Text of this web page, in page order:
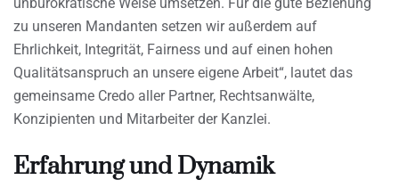
zu unseren Mandanten setzen wir außerdem auf
Ehrlichkeit, Integrität, Fairness und auf einen hohen
Qualitätsanspruch an unsere eigene Arbeit“, lautet das
gemeinsame Credo aller Partner, Rechtsanwälte,
Konzipienten und Mitarbeiter der Kanzlei.
Erfahrung und Dynamik